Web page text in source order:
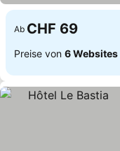
Ab CHF 69
Preise von 6 Websites